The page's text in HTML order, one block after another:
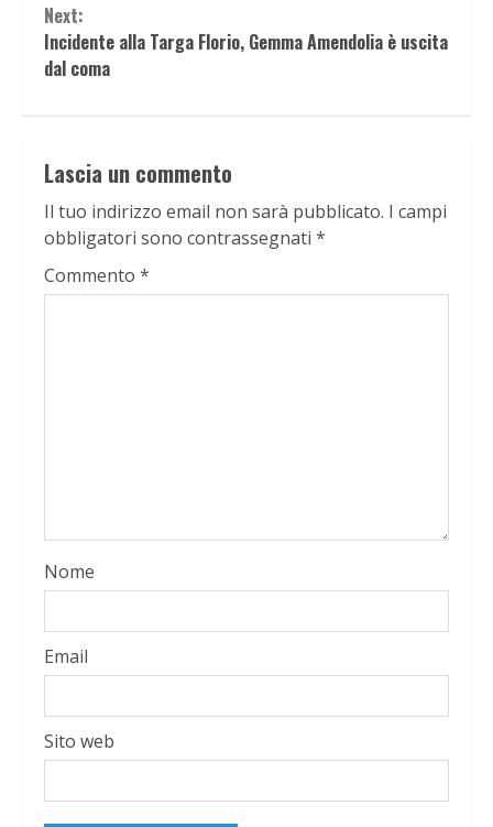
Next:
Incidente alla Targa Florio, Gemma Amendolia è uscita
dal coma
Lascia un commento
Il tuo indirizzo email non sarà pubblicato. I campi
obbligatori sono contrassegnati *
Commento *
Nome
Email
Sito web